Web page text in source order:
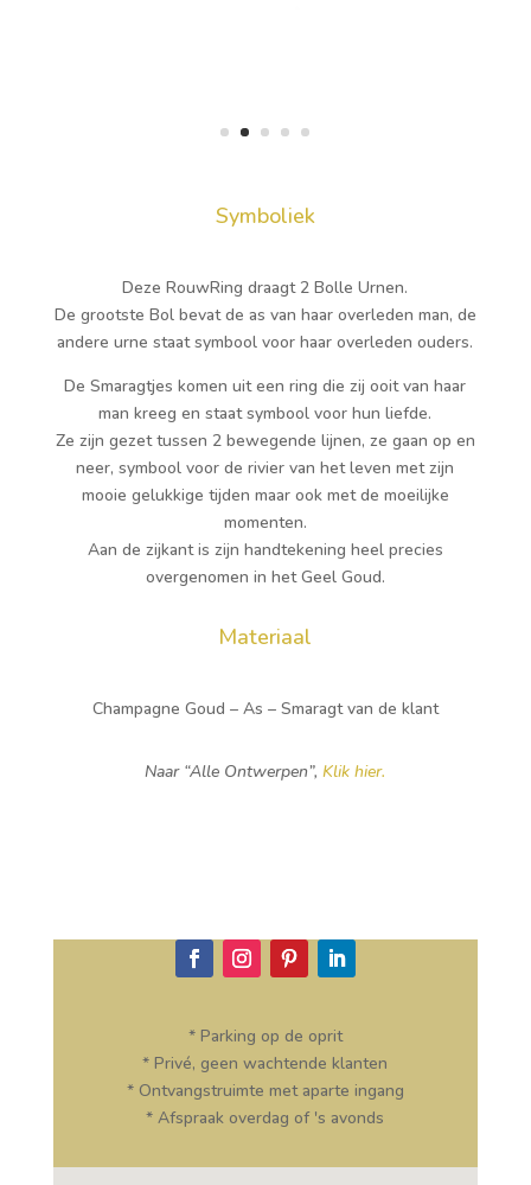
Symboliek
Deze RouwRing draagt 2 Bolle Urnen.
De grootste Bol bevat de as van haar overleden man, de
andere urne staat symbool voor haar overleden ouders.
De Smaragtjes komen uit een ring die zij ooit van haar
man kreeg en staat symbool voor hun liefde.
Ze zijn gezet tussen 2 bewegende lijnen, ze gaan op en
neer, symbool voor de rivier van het leven met zijn
mooie gelukkige tijden maar ook met de moeilijke
momenten.
Aan de zijkant is zijn handtekening heel precies
overgenomen in het Geel Goud.
Materiaal
Champagne Goud – As – Smaragt van de klant
Naar “Alle Ontwerpen”,Klik hier.
* Parking op de oprit
* Privé, geen wachtende klanten
* Ontvangstruimte met aparte ingang
* Afspraak overdag of 's avonds